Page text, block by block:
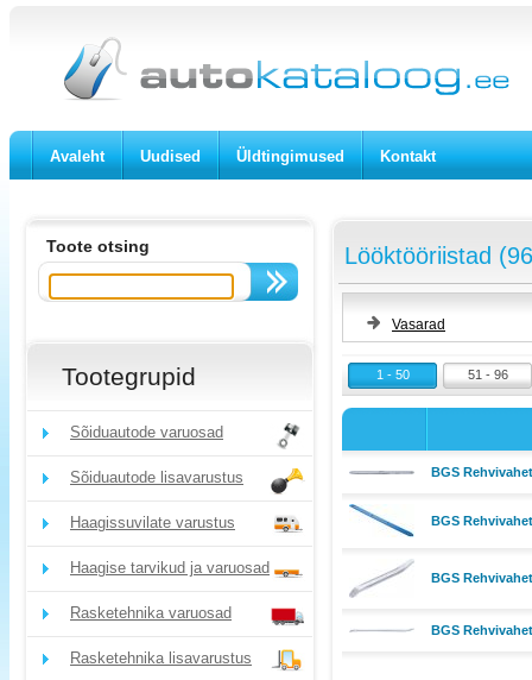
Avaleht Uudised Üldtingimused Kontakt
Toote otsing
Tootegrupid
Sõiduautode varuosad
Sõiduautode lisavarustus
Haagissuvilate varustus
Haagise tarvikud ja varuosad
Rasketehnika varuosad
Rasketehnika lisavarustus
Lööktööriistad
Vasarad
1 - 50 51 - 96
BGS
BGS
BGS
BGS